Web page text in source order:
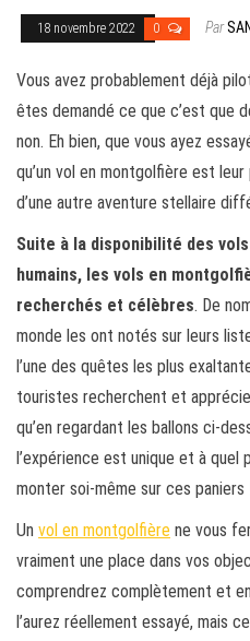
18 novembre 2022 0 Par
Vous avez probablement déjà
êtes demandé ce que c’est que
non. Eh bien, que vous ayez
qu’un vol en montgolfière est leur
d’une autre aventure stellaire
Suite à la disponibilité des
humains, les vols en
recherchés et célèbres. De
monde les ont notés sur leurs
l’une des quêtes les plus
touristes recherchent et
qu’en regardant les ballons ci-
l’expérience est unique et à
monter soi-même sur ces paniers
Un vol en montgolfière ne vous
vraiment une place dans vos
comprendrez complètement et
l’aurez réellement essayé, mais